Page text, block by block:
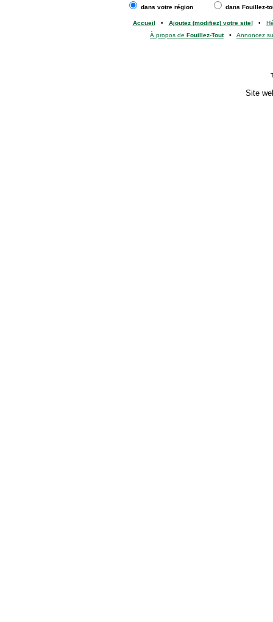
dans votre région dans Fouillez-
Accueil • Ajoutez (modifiez) votre site!•
À propos de Fouillez-Tout• Annoncez
Site